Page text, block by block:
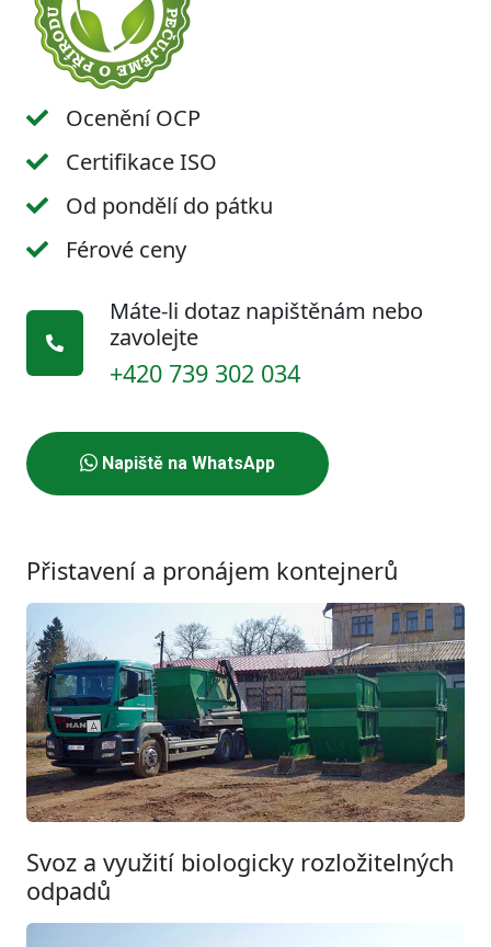
Ocenění OCP
Certifikace ISO
Od pondělí do pátku
Férové ceny
Máte-li dotaz napištěnám nebo
zavolejte
+420 739 302 034
Napiště na WhatsApp
Přistavení a pronájem kontejnerů
Svoz a využití biologicky rozložitelných
odpadů